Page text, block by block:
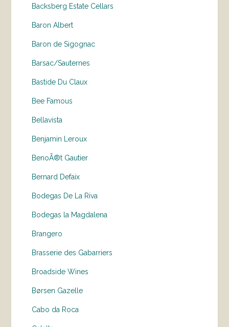
Backsberg Estate Cellars
Baron Albert
Baron de Sigognac
Barsac/Sauternes
Bastide Du Claux
Bee Famous
Bellavista
Benjamin Leroux
BenoÃ®t Gautier
Bernard Defaix
Bodegas De La Riva
Bodegas la Magdalena
Brangero
Brasserie des Gabarriers
Broadside Wines
Børsen Gazelle
Cabo da Roca